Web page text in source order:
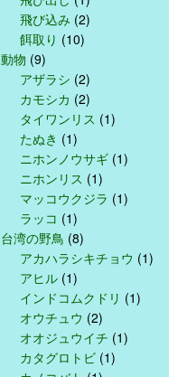
飛び込み (2)
餌取り (10)
動物 (9)
アザラシ (2)
カモシカ (2)
タイワンリス (1)
たぬき (1)
ニホンノウサギ (1)
ニホンリス (1)
マッコウクジラ (1)
ラッコ (1)
台湾の野鳥 (8)
アカハラシキチョウ (1)
アヒル (1)
インドコムクドリ (1)
オウチュウ (2)
オオジュウイチ (1)
カタグロトビ (1)